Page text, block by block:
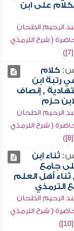
على ابن
الرحيم الطحان
( شرح الترمذي
كلام
رتبة ابن
, إنصاف
حزم
الرحيم الطحان
( شرح الترمذي
ثناء ابن
جامع
ثناء أهل العلم
الترمذي
الرحيم الطحان
( شرح الترمذي